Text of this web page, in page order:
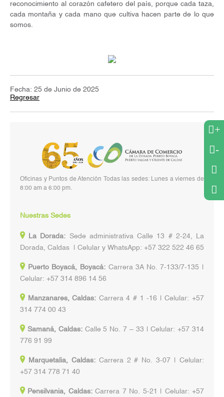
reconocimiento al corazón cafetero del país, porque cada taza,
cada montaña y cada mano que cultiva hacen parte de lo que
somos.
Fecha: 25 de Junio de 2025
Regresar
+
-
Oficinas y Puntos de Atención Todas las sedes: Lunes a viernes de
8:00 am a 6:00 pm.
Nuestras Sedes
La Dorada: Sede administrativa Calle 13 # 2-24, La
Dorada, Caldas | Celular y WhatsApp: +57 322 522 46 65
Puerto Boyacá, Boyacá:Carrera 3A No. 7-133/7-135 |
Celular: +57 314 896 14 56
Manzanares, Caldas: Carrera 4 # 1 -16 | Celular: +57
314 774 00 43
Samaná, Caldas: Calle 5 No. 7 – 33 | Celular: +57 314
776 91 99
Marquetalia, Caldas:Carrera 2 # No. 3-07 | Celular:
+57 314 778 71 40
Pensilvania, Caldas:Carrera 7 No. 5-21 | Celular: +57